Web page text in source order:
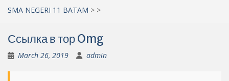
SMA NEGERI 11 BATAM > >
Ссылка в тор Omg
March 26, 2019 admin